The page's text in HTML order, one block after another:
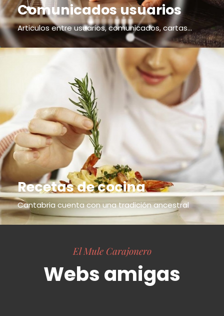
Comunicados usuarios
Articulos entre usuarios, comunicados, cartas...
Recetas de cocina
Cantabria cuenta con una tradición ancestral
El Mule Carajonero
Webs amigas